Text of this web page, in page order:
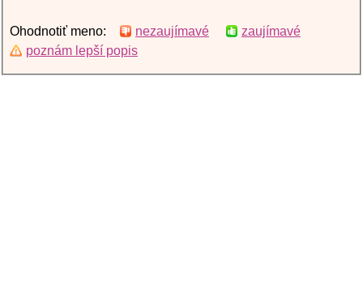
Ohodnotiť meno: nezaujímavé
zaujímavé
poznám lepší popis